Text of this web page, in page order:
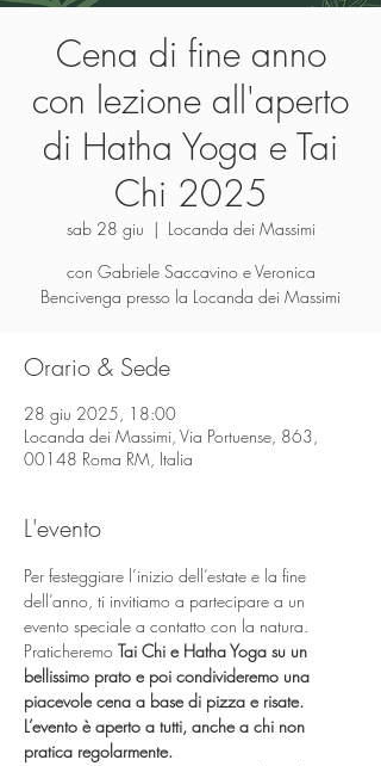
Cena di fine anno
con lezione all'aperto
di Hatha Yoga e Tai
Chi 2025
sab 28 giu
  |
Locanda dei Massimi
con Gabriele Saccavino e Veronica
Bencivenga presso la Locanda dei Massimi
Orario & Sede
28 giu 2025, 18:00
Locanda dei Massimi, Via Portuense, 863,
00148 Roma RM, Italia
L'evento
Per festeggiare l’inizio dell’estate e la fine
dell’anno, ti invitiamo a partecipare a un
evento speciale a contatto con la natura.
Praticheremo Tai Chi e Hatha Yoga su un
bellissimo prato e poi condivideremo una
piacevole cena a base di pizza e risate.
L’evento è aperto a tutti, anche a chi non
pratica regolarmente.